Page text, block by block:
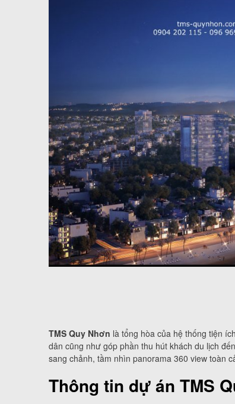
TMS Quy Nhơn là tổng hòa của hệ thống tiện
dân cũng như góp phần thu hút khách du lịch
sang chảnh, tầm nhìn panorama 360 view toàn
Thông tin dự án TMS